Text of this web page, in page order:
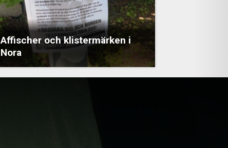
Affischer och klistermärken i
Nora